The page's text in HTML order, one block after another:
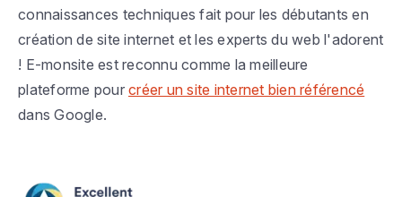
connaissances techniques fait pour les débutants en
création de site internet et les experts du web l'adorent
! E-monsite est reconnu comme la meilleure
plateforme pour créer un site internet bien référencé
dans Google.